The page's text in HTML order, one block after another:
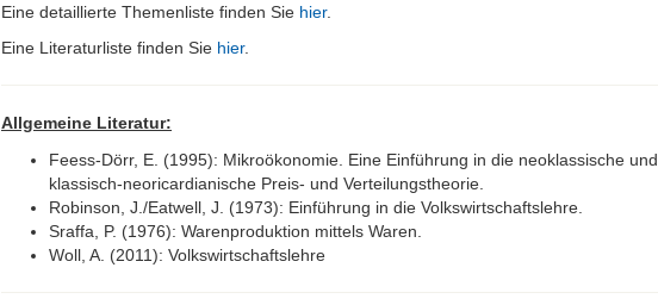
Eine detaillierte Themenliste finden Sie hier.
Eine Literaturliste finden Sie hier.
Allgemeine Literatur:
Feess-Dörr, E. (1995): Mikroökonomie. Eine Einführung in die neoklassische und
klassisch-neoricardianische Preis- und Verteilungstheorie.
Robinson, J./Eatwell, J. (1973): Einführung in die Volkswirtschaftslehre.
Sraffa, P. (1976): Warenproduktion mittels Waren.
Woll, A. (2011): Volkswirtschaftslehre